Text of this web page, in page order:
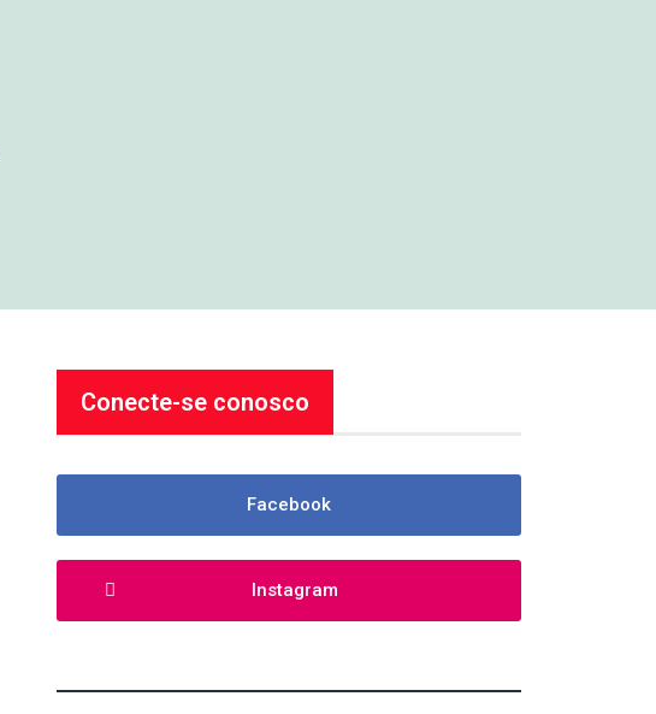
Conecte-se conosco
Facebook
Instagram